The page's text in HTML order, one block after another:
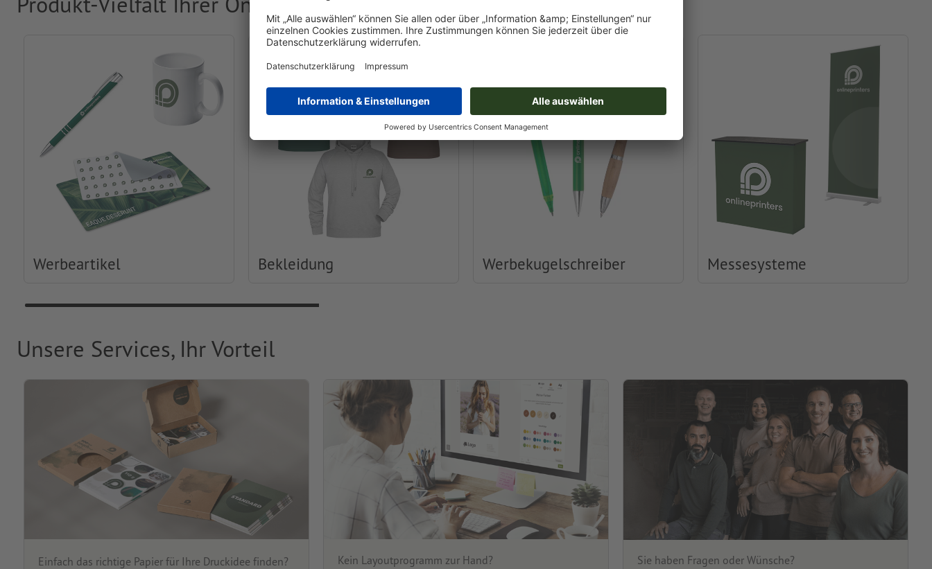
Werbeartikel Bekleidung Werbekugelschreiber Messesysteme
Unsere Services, Ihr Vorteil
Einfach das richtige Papier für Ihre Druckidee finden? Kein Layoutprogramm zur Hand? Sie haben Fragen oder Wünsche?